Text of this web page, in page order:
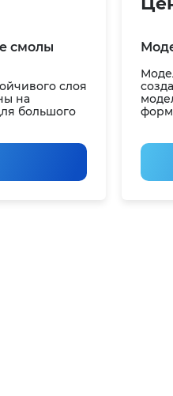
смолы
слоя
на
большого